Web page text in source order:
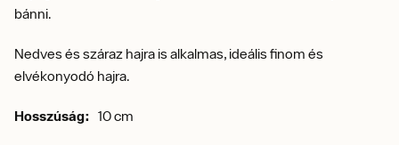
bánni.
Nedves és száraz hajra is alkalmas, ideális finom és
elvékonyodó hajra.
Hosszúság: 10 cm